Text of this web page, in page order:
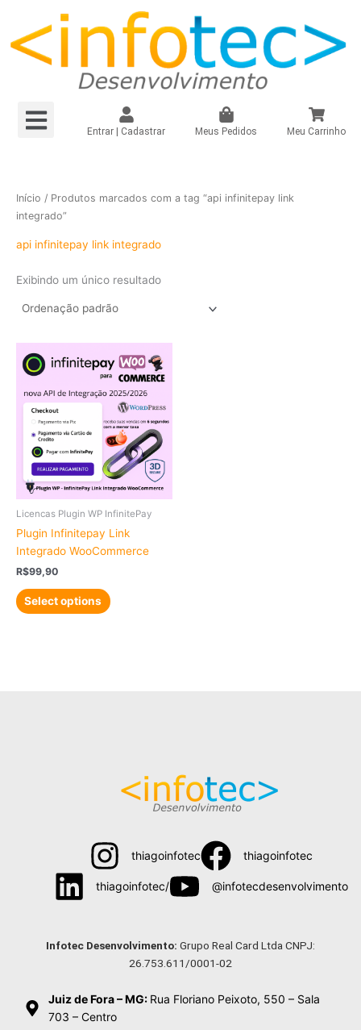
conteúdo
Menu
Entrar | Cadastrar Meus Pedidos Meu Carrinho
Início / Produtos marcados com a tag “api infinitepay link
integrado”
api infinitepay link integrado
Exibindo um único resultado
Licencas Plugin WP InfinitePay
Plugin Infinitepay Link
Integrado WooCommerce
R$99,90
Select options
thiagoinfotec thiagoinfotec
thiagoinfotec/ @infotecdesenvolvimento
Infotec Desenvolvimento: Grupo Real Card Ltda CNPJ:
26.753.611/0001-02
Juiz de Fora – MG: Rua Floriano Peixoto, 550 – Sala
703 – Centro